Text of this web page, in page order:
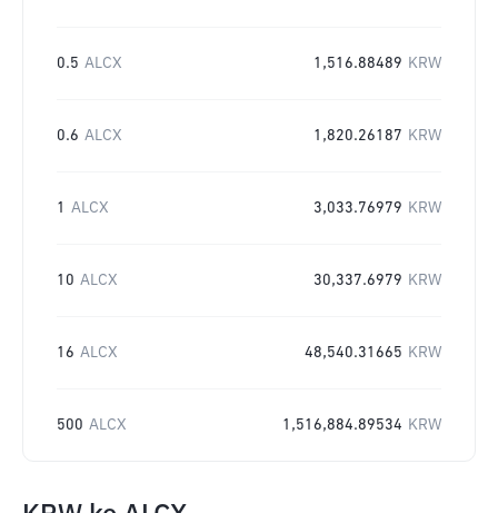
0.5 ALCX 1,516.88489 KRW
0.6 ALCX 1,820.26187 KRW
1 ALCX 3,033.76979 KRW
10 ALCX 30,337.6979 KRW
16 ALCX 48,540.31665 KRW
500 ALCX 1,516,884.89534 KRW